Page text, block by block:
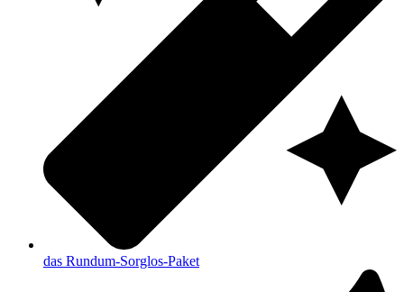
das Rundum-Sorglos-Paket